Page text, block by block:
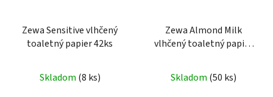
Zewa Sensitive vlhčený
toaletný papier 42ks
Skladom (8 ks)
Zewa Almond Milk
vlhčený toaletný papier
Skladom (50 ks)